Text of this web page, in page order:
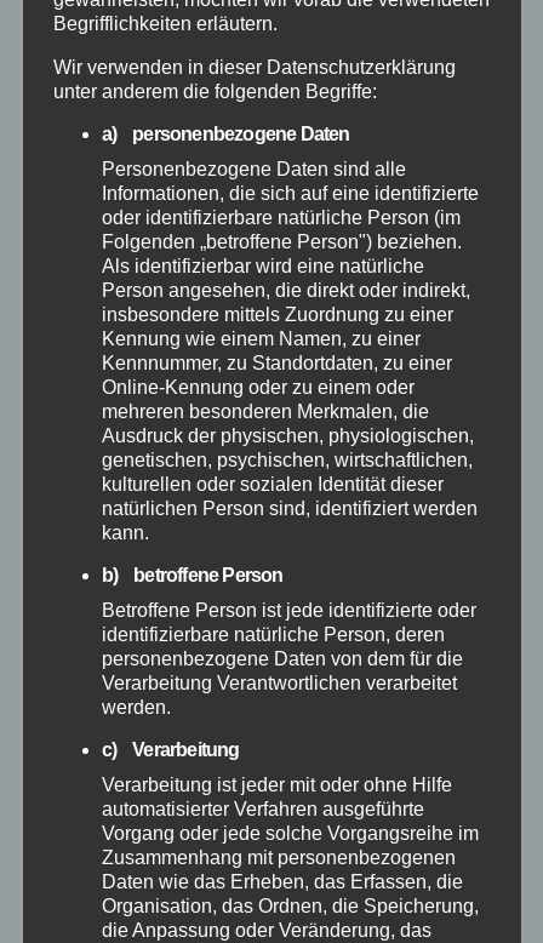
Juli 2026
Juni 2026
April 2026
März 2026
Februar 2026
Januar 2026
Dezember 2025
November 2025
Oktober 2025
September 2025
Juli 2025
Juni 2025
Mai 2025
Begrifflichkeiten erläutern.
Wir verwenden in dieser Datenschutzerklärung
unter anderem die folgenden Begriffe:
a) personenbezogene Daten
Personenbezogene Daten sind alle
Informationen, die sich auf eine identifizierte
oder identifizierbare natürliche Person (im
Folgenden „betroffene Person") beziehen.
Als identifizierbar wird eine natürliche
Person angesehen, die direkt oder indirekt,
insbesondere mittels Zuordnung zu einer
Kennung wie einem Namen, zu einer
Kennnummer, zu Standortdaten, zu einer
Online-Kennung oder zu einem oder
mehreren besonderen Merkmalen, die
Ausdruck der physischen, physiologischen,
genetischen, psychischen, wirtschaftlichen,
kulturellen oder sozialen Identität dieser
natürlichen Person sind, identifiziert werden
kann.
b) betroffene Person
Betroffene Person ist jede identifizierte oder
identifizierbare natürliche Person, deren
personenbezogene Daten von dem für die
Verarbeitung Verantwortlichen verarbeitet
werden.
c) Verarbeitung
Verarbeitung ist jeder mit oder ohne Hilfe
automatisierter Verfahren ausgeführte
Vorgang oder jede solche Vorgangsreihe im
Zusammenhang mit personenbezogenen
Daten wie das Erheben, das Erfassen, die
Organisation, das Ordnen, die Speicherung,
die Anpassung oder Veränderung, das